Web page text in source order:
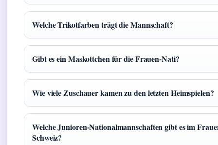
Welche Trikotfarben trägt die Mannschaft?
Gibt es ein Maskottchen für die Frauen-Nati?
Wie viele Zuschauer kamen zu den letzten Heimspielen?
Welche Junioren-Nationalmannschaften gibt es im
Schweiz?